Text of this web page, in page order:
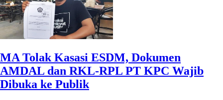
MA Tolak Kasasi ESDM, Dokumen
AMDAL dan RKL-RPL PT KPC Wajib
Dibuka ke Publik